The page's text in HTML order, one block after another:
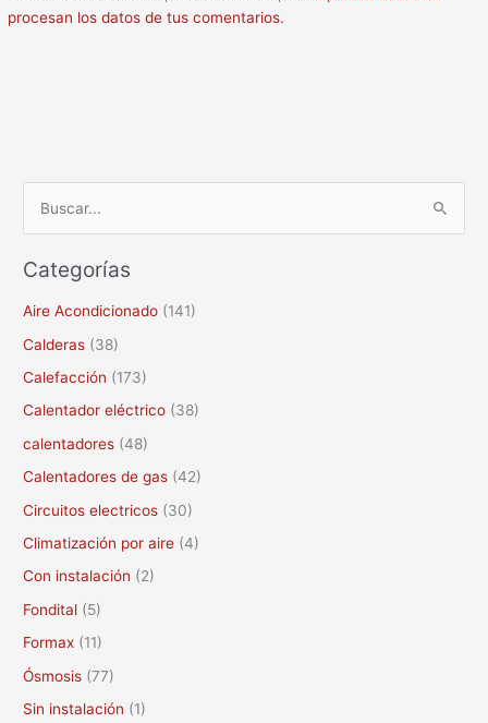
procesan los datos de tus comentarios.
s
c
o
r
:
Categorías
Aire Acondicionado (141)
Calderas (38)
Calefacción (173)
Calentador eléctrico (38)
calentadores (48)
Calentadores de gas (42)
Circuitos electricos (30)
Climatización por aire (4)
Con instalación (2)
Fondital (5)
Formax (11)
Ósmosis (77)
Sin instalación (1)